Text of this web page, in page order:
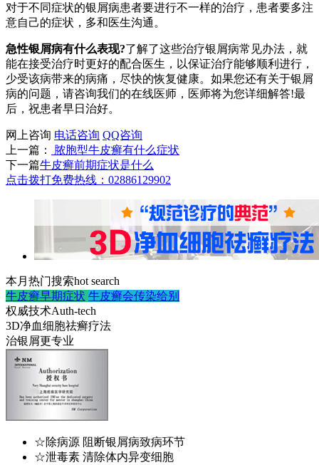
对于不同症状的银屑病患者要进行不一样的治疗，患者要多注
意自己的症状，多和医生沟通。
急性银屑病有什么表现?了解了这些治疗银屑病常见办法，就
能在接受治疗时更好的配合医生，以保证治疗能够顺利进行，
少受该病带来的病痛，尽快的恢复健康。如果您还有关于银屑
病的问题，请咨询我们的在线医师，医师将为您详细解答!最
后，祝患者早日治好。
网上咨询 电话咨询 QQ咨询
上一篇：
脓胞型牛皮癣有什么症状
下一篇牛皮癣前期症状是什么
点击拨打免费热线：02886129902
本月热门搜索hot search
牛皮癣早期症状 牛皮癣会传染给别
权威技术Auth-tech
3D净血细胞祛癣疗法
治银屑更专业
☆除病源 阻断银屑病致病环节
☆泄毒素 清除体内异变细胞